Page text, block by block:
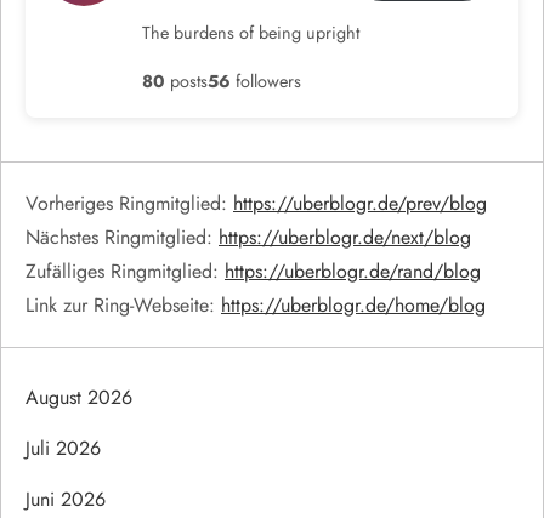
The burdens of being upright
80 posts56 followers
Vorheriges Ringmitglied: https://uberblogr.de/prev/blog
Nächstes Ringmitglied: https://uberblogr.de/next/blog
Zufälliges Ringmitglied: https://uberblogr.de/rand/blog
Link zur Ring-Webseite: https://uberblogr.de/home/blog
August 2026
Juli 2026
Juni 2026